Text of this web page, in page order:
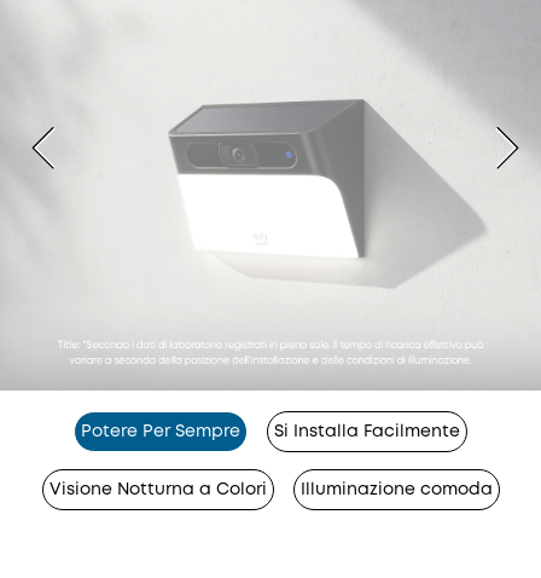
Potere Per Sempre Si Installa Facilmente
Visione Notturna a Colori Illuminazione comoda